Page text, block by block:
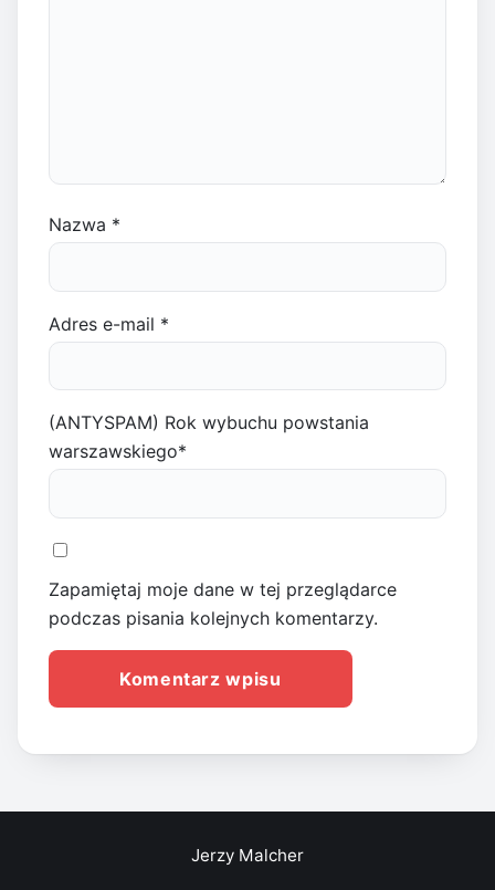
Nazwa *
Adres e-mail *
(ANTYSPAM) Rok wybuchu powstania
warszawskiego*
Zapamiętaj moje dane w tej przeglądarce
podczas pisania kolejnych komentarzy.
Jerzy Malcher